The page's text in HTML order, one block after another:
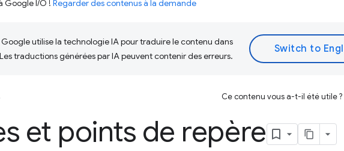
Google I/O ! Regarder des contenus à la demande
Google utilise la technologie IA pour traduire le contenu dans
traductions générées par IA peuvent contenir des erreurs.
Ce contenu vous a-t-il été utile ?
et points de repère